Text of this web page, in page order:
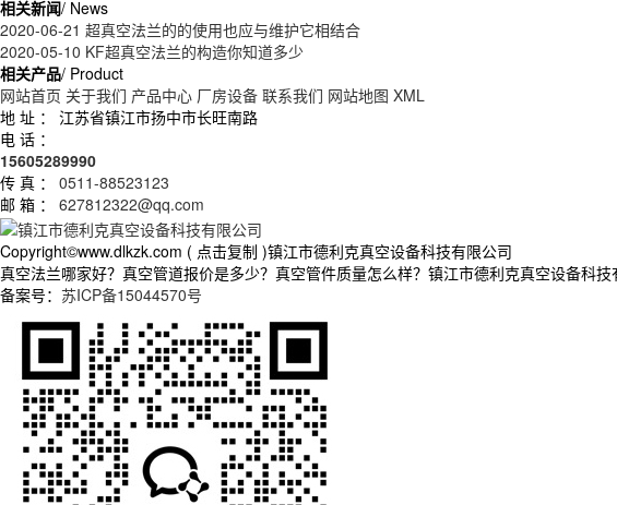
相关新闻/ News
2020-06-21 超真空法兰的的使用也应与维护它相结合
2020-05-10 KF超真空法兰的构造你知道多少
相关产品/ Product
网站首页 关于我们 产品中心 厂房设备 联系我们 网站地图 XML
地 址 ：
江苏省镇江市扬中市长旺南路
电 话 ：
15605289990
传 真 ：
0511-88523123
邮 箱 ：
627812322@qq.com
Copyright©www.dlkzk.com ( 点击复制 )镇江市德利克真空设备科技有限公司
真空法兰哪家好？真空管道报价是多少？真空管件质量怎么样？镇江市德利克真空设备科
备案号： 苏ICP备15044570号